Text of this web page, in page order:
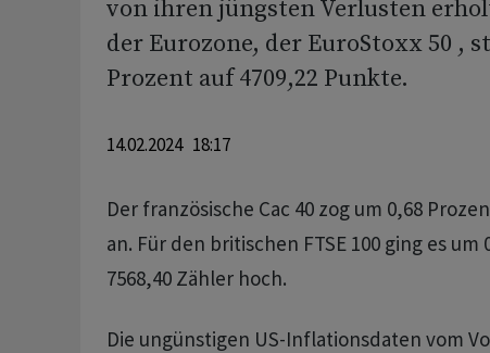
von ihren jüngsten Verlusten
der Eurozone, der EuroStoxx 50 ,
Prozent auf 4709,22 Punkte.
14.02.2024 18:17
Der französische Cac 40 zog um 0,68
an. Für den britischen FTSE 100 ging es um
7568,40 Zähler hoch.
Die ungünstigen US-Inflationsdaten vom